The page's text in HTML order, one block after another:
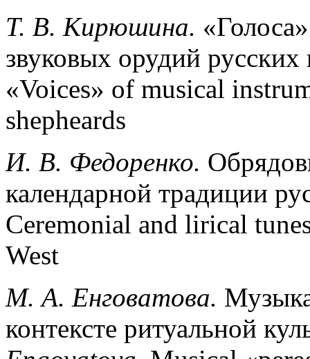
T. B. Кирюшина.
звуковых орудий
«Voices» of musical
shepheards
И. В. Федоренко.
календарной традиции
Ceremonial and lirical
West
М. A. Енговатова.
контексте ритуальной